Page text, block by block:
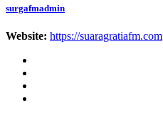
surgafmadmin
Website: https://suaragratiafm.com